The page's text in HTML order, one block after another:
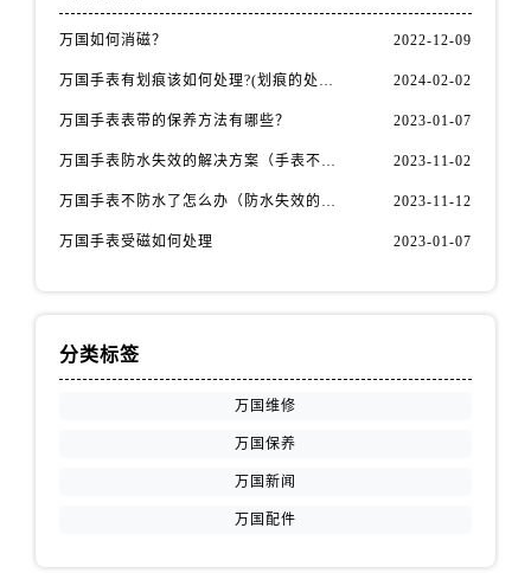
上海市徐汇区虹桥路3号港汇中心2座37层3705室万国售后服务中心（需提前预约）
浙江省金华市金东区东市南街777号金华万达广场4号楼22楼2209室万国售后服务中心（需提前预约）
浙江省宁波市江北区大闸南路500号来福士广场办公楼20层2009室万国售后服务中心（需提前预约）
澳门特别行政区望德堂区塔石广场万国售后服务中心（需提前预约）
万国如何消磁？ 2022-12-09
万国手表有划痕该如何处理?(划痕的处理方法) 2024-02-02
万国手表表带的保养方法有哪些？ 2023-01-07
万国手表防水失效的解决方案（手表不防水了怎么办） 2023-11-02
万国手表不防水了怎么办（防水失效的原因） 2023-11-12
万国手表受磁如何处理 2023-01-07
分类标签
万国维修
万国保养
万国新闻
万国配件